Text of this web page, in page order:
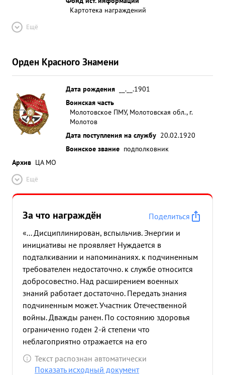
Картотека награждений
Ещё
Орден Красного Знамени
Дата рождения
__.__.1901
Воинская часть
Молотовское ПМУ, Молотовская обл., г.
Молотов
Дата поступления на службу 20.02.1920
Воинское звание подполковник
Архив ЦА МО
Ещё
За что награждён
Поделиться
«... Дисциплинирован, вспыльчив. Энергии и
инициативы не проявляет Нуждается в
подталкивании и напоминаниях. к подчиненным
требователен недостаточно. к службе относится
добросовестно. Над расширением военных
знаний работает достаточно. Передать знания
подчиненным может. Участник Отечественной
войны. Дважды ранен. По состоянию здоровья
ограниченно годен 2-й степени что
неблагоприятно отражается на его
работоспособности. в РККА с 1920 года. За
выслугу лет мостоин награждения орденом
Текст распознан автоматически
Показать исходный документ